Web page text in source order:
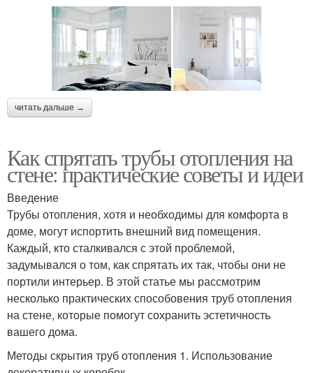
читать дальше →
Как спрятать трубы отопления на
стене: практические советы и идеи
Введение
Трубы отопления, хотя и необходимы для комфорта в
доме, могут испортить внешний вид помещения.
Каждый, кто сталкивался с этой проблемой,
задумывался о том, как спрятать их так, чтобы они не
портили интерьер. В этой статье мы рассмотрим
несколько практических способовения труб отопления
на стене, которые помогут сохранить эстетичность
вашего дома.
Методы скрытия труб отопления 1. Использование